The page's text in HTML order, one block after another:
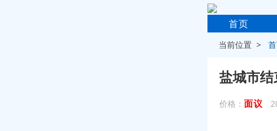
首页
当前位置 >
盐城市
价格： 面议